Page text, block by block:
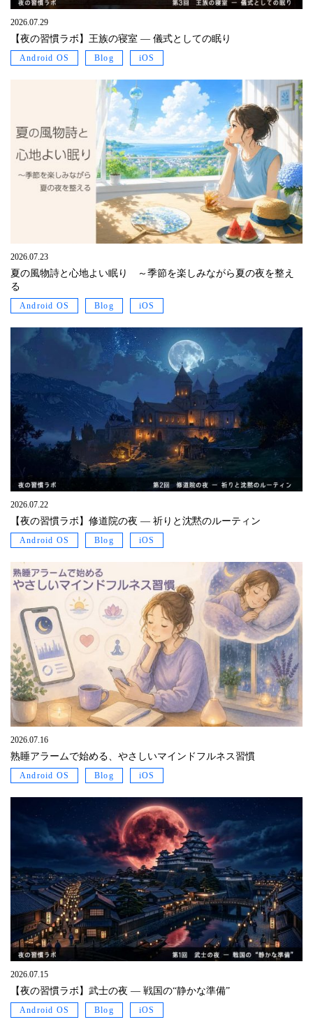
2026.07.29
【夜の習慣ラボ】王族の寝室 ― 儀式としての眠り
Android OS Blog iOS
2026.07.23
夏の風物詩と心地よい眠り ～季節を楽しみながら夏の夜を整え
る
Android OS Blog iOS
2026.07.22
【夜の習慣ラボ】修道院の夜 ― 祈りと沈黙のルーティン
Android OS Blog iOS
2026.07.16
熟睡アラームで始める、やさしいマインドフルネス習慣
Android OS Blog iOS
2026.07.15
【夜の習慣ラボ】武士の夜 ― 戦国の“静かな準備”
Android OS Blog iOS